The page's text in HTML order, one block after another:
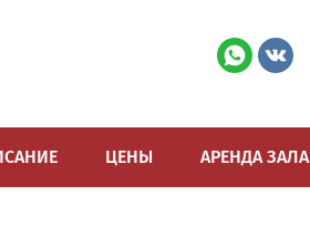
ЦЕНЫ АРЕНДА ЗАЛА